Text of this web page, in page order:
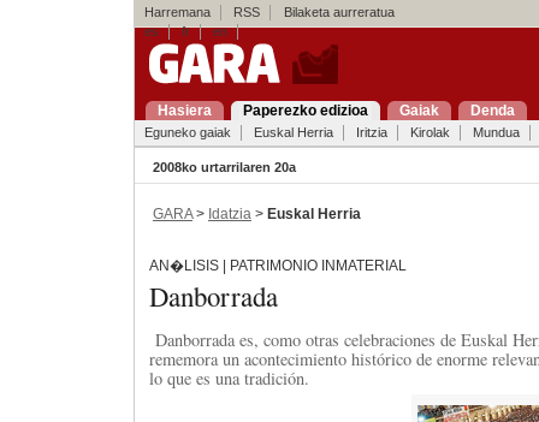
Harremana RSS
Bilaketa aurreratua
es
fr en
Hasiera Paperezko edizioa Gaiak Denda
Eguneko gaiak Euskal Herria Iritzia Kirolak Mundua
2008ko urtarrilaren 20a
GARA> Idatzia > Euskal Herria
AN�LISIS | PATRIMONIO INMATERIAL
Danborrada
Danborrada es, como otras celebraciones de Euskal
rememora un acontecimiento histórico de enorme
lo que es una tradición.